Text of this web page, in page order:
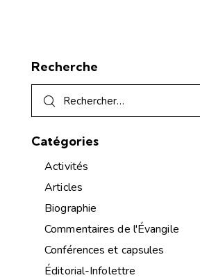
Recherche
Catégories
Activités
Articles
Biographie
Commentaires de l'Évangile
Conférences et capsules
Éditorial-Infolettre